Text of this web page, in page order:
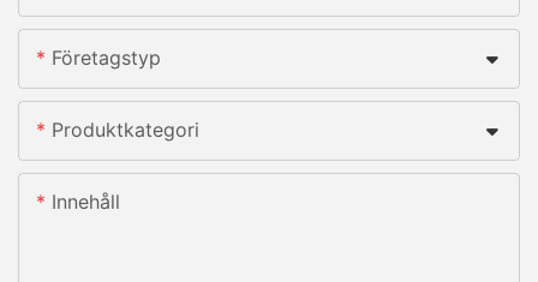
Företagstyp
Produktkategori
Innehåll